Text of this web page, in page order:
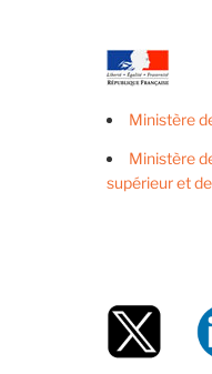
Ministère
Ministère
supérieur et